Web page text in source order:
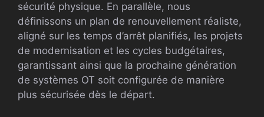
sécurité physique. En parallèle, nous
définissons un plan de renouvellement réaliste,
aligné sur les temps d’arrêt planifiés, les projets
de modernisation et les cycles budgétaires,
garantissant ainsi que la prochaine génération
de systèmes OT soit configurée de manière
plus sécurisée dès le départ.